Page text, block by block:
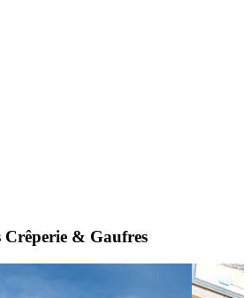
Crêperie & Gaufres